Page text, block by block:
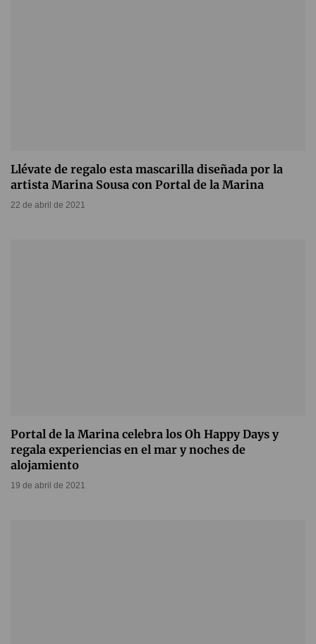
Llévate de regalo esta mascarilla diseñada por la
artista Marina Sousa con Portal de la Marina
22 de abril de 2021
Portal de la Marina celebra los Oh Happy Days y
regala experiencias en el mar y noches de
alojamiento
19 de abril de 2021